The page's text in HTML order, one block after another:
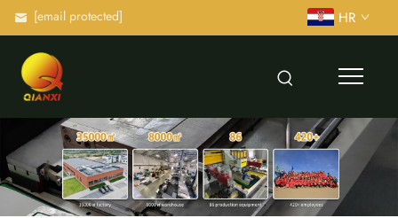
[email protected] HR